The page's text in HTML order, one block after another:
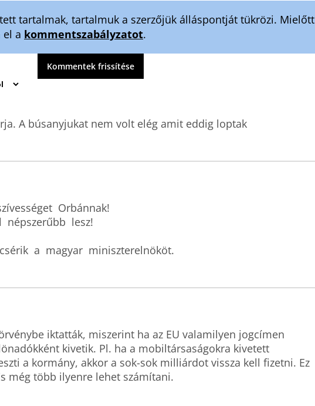
tartalmak, tartalmuk a szerzőjük álláspontját tükrözi. Mielőtt
el a kommentszabályzatot.
Kommentek frissítése
A búsanyjukat nem volt elég amit eddig loptak
Orbánnak!
népszerűbb  lesz!
a  magyar  miniszterelnököt.
iktatták, miszerint ha az EU valamilyen jogcímen
kivetik. Pl. ha a mobiltársaságokra kivetett
a kormány, akkor a sok-sok milliárdot vissza kell fizetni. Ez
még több ilyenre lehet számítani.